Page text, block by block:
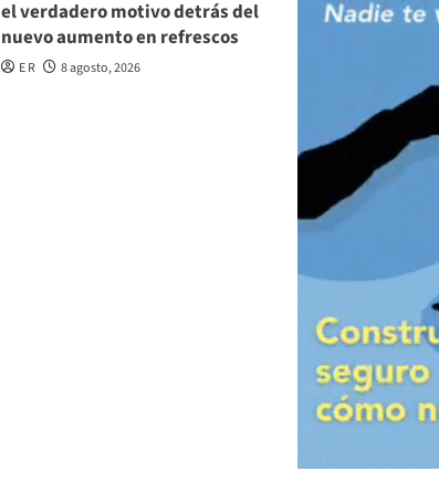
el verdadero motivo detrás del
nuevo aumento en refrescos
E R 8 agosto, 2026